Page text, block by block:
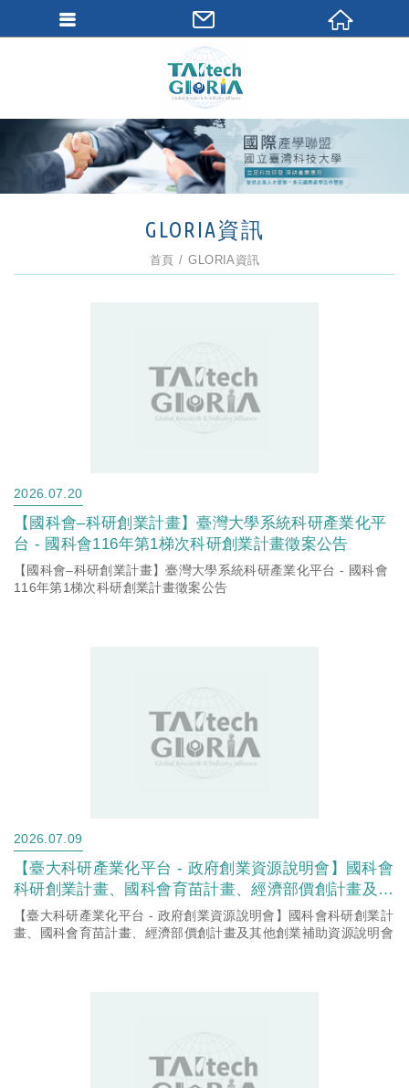
GLORIA資訊
首頁 GLORIA資訊
2026.07.20
【國科會–科研創業計畫】臺灣大學系統科研產業化平
台 - 國科會116年第1梯次科研創業計畫徵案公告
【國科會–科研創業計畫】臺灣大學系統科研產業化平台 - 國科會
116年第1梯次科研創業計畫徵案公告
2026.07.09
【臺大科研產業化平台 - 政府創業資源說明會】國科會
科研創業計畫、國科會育苗計畫、經濟部價創計畫及其
他創業補助資源說明會
【臺大科研產業化平台 - 政府創業資源說明會】國科會科研創業計
畫、國科會育苗計畫、經濟部價創計畫及其他創業補助資源說明會